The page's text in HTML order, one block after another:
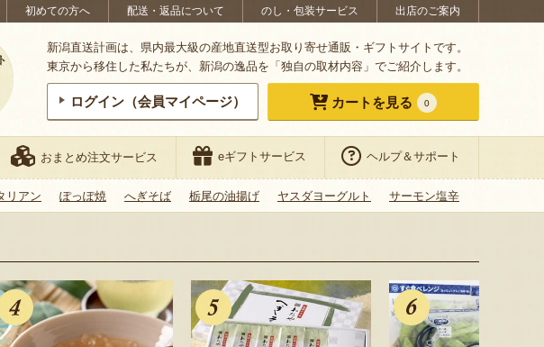
初めての方へ 配送・返品について のし・包装サービス 出店のご案内
新潟直送計画は、県内最大級の産地直送型お取り寄せ通販・ギフトサイトです。
東京から移住した私たちが、新潟の逸品を「独自の取材内容」でご紹介します。
ログイン（会員マイページ） カートを見る 0
おまとめ注文サービス eギフトサービス ヘルプ＆サポート
リアン ぽっぽ焼 へぎそば 栃尾の油揚げ ヤスダヨーグルト サーモン塩辛